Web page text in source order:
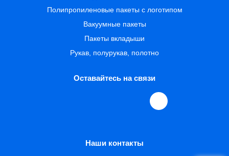
Полипропиленовые пакеты с логотипом
Вакуумные пакеты
Пакеты вкладыши
Рукав, полурукав, полотно
Оставайтесь на связи
Наши контакты